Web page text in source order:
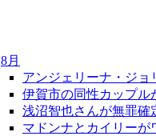
8月
アンジェリーナ・ジョ
伊賀市の同性カップル
浅沼智也さんが無罪確
マドンナとカイリーが